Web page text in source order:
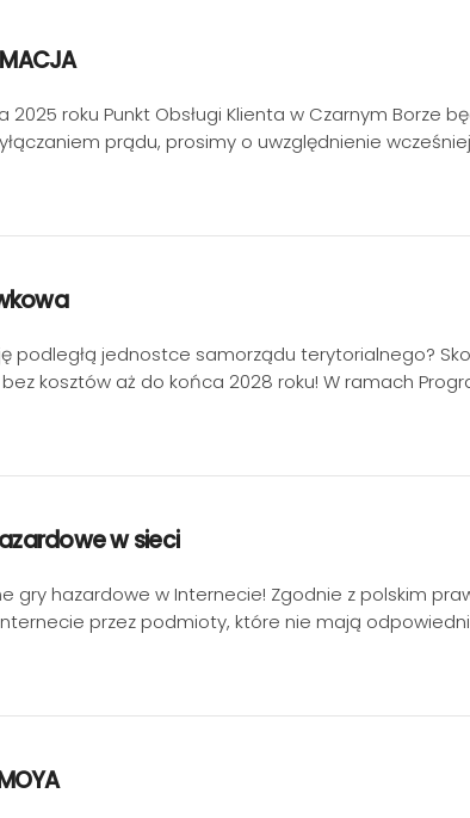
2025 roku Punkt Obsługi Klienta w Czarnym Borze
prądu, prosimy o uwzględnienie
podległą jednostce samorządu terytorialnego?
kosztów aż do końca 2028 roku! W ramach
w sieci
gry hazardowe w Internecie! Zgodnie z polskim
przez podmioty, które nie mają